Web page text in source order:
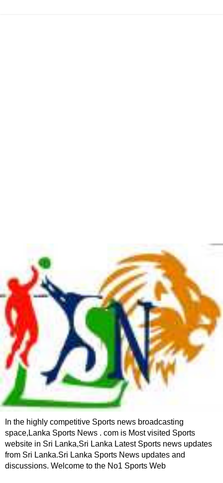
In the highly competitive Sports news broadcasting
space,Lanka Sports News . com is Most visited Sports
website in Sri Lanka,Sri Lanka Latest Sports news updates
from Sri Lanka.Sri Lanka Sports News updates and
discussions. Welcome to the No1 Sports Web